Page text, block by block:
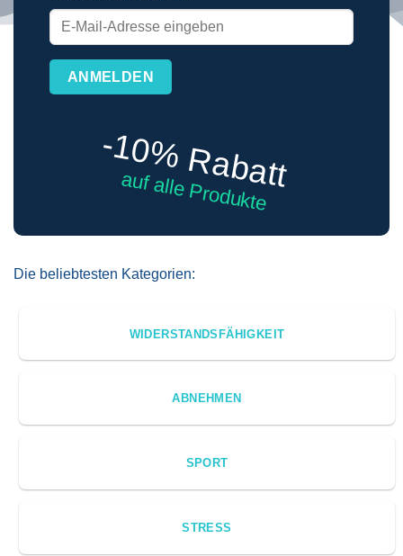
-10% Rabatt
auf alle Produkte
Die beliebtesten Kategorien:
WIDERSTANDSFÄHIGKEIT
ABNEHMEN
SPORT
STRESS